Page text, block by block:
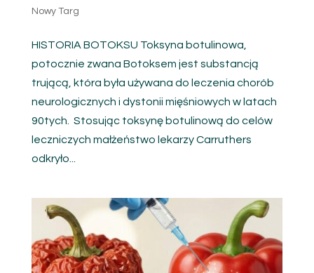
Nowy Targ
HISTORIA BOTOKSU Toksyna botulinowa,
potocznie zwana Botoksem jest substancją
trującą, która była używana do leczenia chorób
neurologicznych i dystonii mięśniowych w latach
90tych. Stosując toksynę botulinową do celów
leczniczych małżeństwo lekarzy Carruthers
odkryło...